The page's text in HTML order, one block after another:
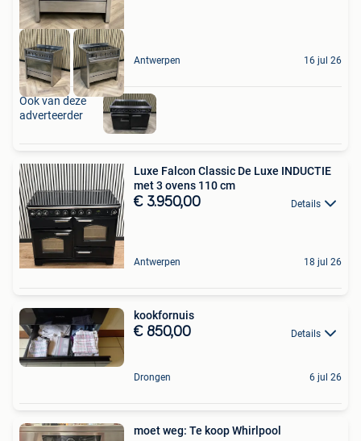
Antwerpen 16 jul 26
Ook van deze
adverteerder
Luxe Falcon Classic De Luxe INDUCTIE
met 3 ovens 110 cm
€ 3.950,00 Details
Antwerpen 18 jul 26
kookfornuis
€ 850,00 Details
Drongen 6 jul 26
moet weg: Te koop Whirlpool